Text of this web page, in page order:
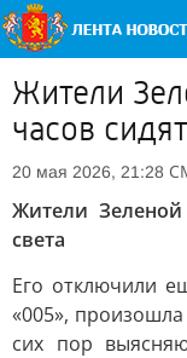
Жители
часов
20 мая 2026, 21:28
Жители
света
Его отключили
«005»,
сих пор